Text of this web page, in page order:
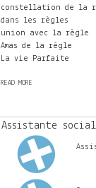
constellation de la
dans les règles
union avec la règle
Amas de la règle
La vie Parfaite
READ MORE
T
Assistante